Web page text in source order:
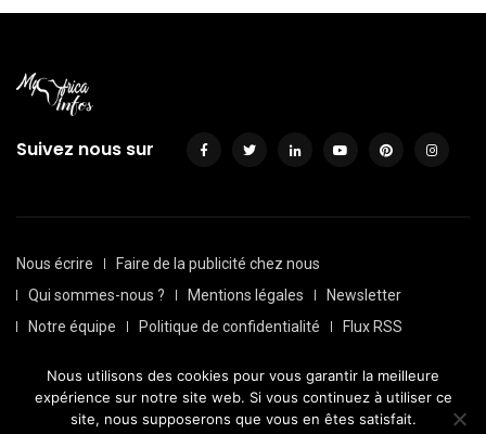
Suivez nous sur
Nous écrire
Faire de la publicité chez nous
Qui sommes-nous ?
Mentions légales
Newsletter
Notre équipe
Politique de confidentialité
Flux RSS
© Depuis 2016, Myafricainfos. Tout droits réservés | Fait avec
Transversall
Nous utilisons des cookies pour vous garantir la meilleure
expérience sur notre site web. Si vous continuez à utiliser ce
site, nous supposerons que vous en êtes satisfait.